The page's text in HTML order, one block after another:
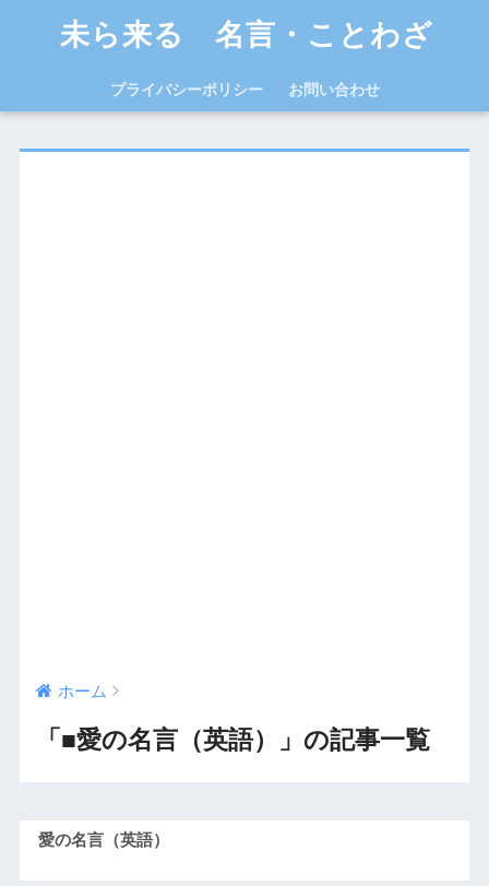
未ら来る 名言・ことわざ
プライバシーポリシー お問い合わせ
ホーム
「■愛の名言（英語）」の記事一覧
愛の名言（英語）